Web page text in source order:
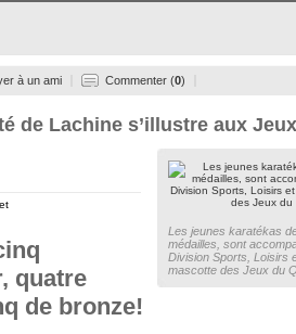
à un ami Commenter (0)
de Lachine s’illustre aux
Les jeunes karatékas
médailles, sont
Division Sports, Loisirs
mascotte des Jeux du
quatre
de bronze!